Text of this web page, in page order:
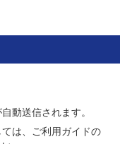
動送信されます。
は、ご利用ガイドの